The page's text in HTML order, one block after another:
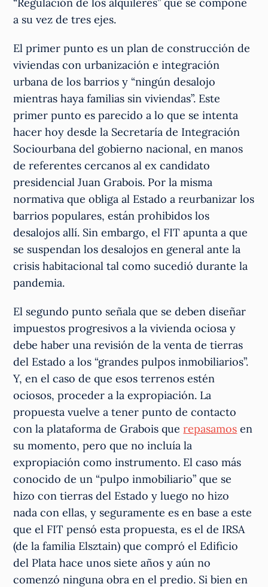
a su vez de tres ejes.
El primer punto es un plan de construcción de
viviendas con urbanización e integración
urbana de los barrios y “ningún desalojo
mientras haya familias sin viviendas”. Este
primer punto es parecido a lo que se intenta
hacer hoy desde la Secretaría de Integración
Sociourbana del gobierno nacional, en manos
de referentes cercanos al ex candidato
presidencial Juan Grabois. Por la misma
normativa que obliga al Estado a reurbanizar los
barrios populares, están prohibidos los
desalojos allí. Sin embargo, el FIT apunta a que
se suspendan los desalojos en general ante la
crisis habitacional tal como sucedió durante la
pandemia.
El segundo punto señala que se deben diseñar
impuestos progresivos a la vivienda ociosa y
debe haber una revisión de la venta de tierras
del Estado a los “grandes pulpos inmobiliarios”.
Y, en el caso de que esos terrenos estén
ociosos, proceder a la expropiación. La
propuesta vuelve a tener punto de contacto
con la plataforma de Grabois querepasamos en
su momento, pero que no incluía la
expropiación como instrumento. El caso más
conocido de un “pulpo inmobiliario” que se
hizo con tierras del Estado y luego no hizo
nada con ellas, y seguramente es en base a este
que el FIT pensó esta propuesta, es el de IRSA
(de la familia Elsztain) que compró el Edificio
del Plata hace unos siete años y aún no
comenzó ninguna obra en el predio. Si bien en